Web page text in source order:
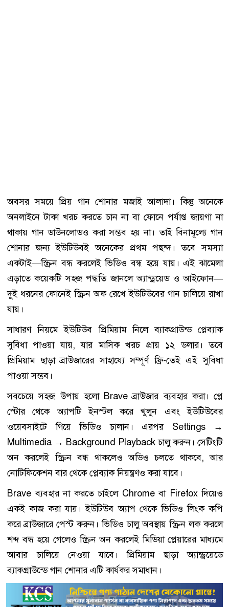
অবসর সময়ে প্রিয় গান শোনার মজাই আলাদা। কিন্তু অনেকে
অনলাইনে টাকা খরচ করতে চান না বা ফোনে পর্যাপ্ত জায়গা না
থাকায় গান ডাউনলোডও করা সম্ভব হয় না। তাই বিনামূল্যে গান
শোনার জন্য ইউটিউবই অনেকের প্রথম পছন্দ। তবে সমস্যা
একটাই—স্ক্রিন বন্ধ করলেই ভিডিও বন্ধ হয়ে যায়। এই ঝামেলা
এড়াতে কয়েকটি সহজ পদ্ধতি জানলে অ্যান্ড্রয়েড ও আইফোন—
দুই ধরনের ফোনেই স্ক্রিন অফ রেখে ইউটিউবের গান চালিয়ে রাখা
যায়।
সাধারণ নিয়মে ইউটিউব প্রিমিয়াম নিলে ব্যাকগ্রাউন্ড প্লেব্যাক
সুবিধা পাওয়া যায়, যার মাসিক খরচ প্রায় ১২ ডলার। তবে
প্রিমিয়াম ছাড়া ব্রাউজারের সাহায্যে সম্পূর্ণ ফ্রি-তেই এই সুবিধা
পাওয়া সম্ভব।
সবচেয়ে সহজ উপায় হলো Brave ব্রাউজার ব্যবহার করা। প্লে
স্টোর থেকে অ্যাপটি ইনস্টল করে খুলুন এবং ইউটিউবের
ওয়েবসাইটে গিয়ে ভিডিও চালান। এরপর Settings →
Multimedia → Background Playback চালু করুন। সেটিংটি
অন করলেই স্ক্রিন বন্ধ থাকলেও অডিও চলতে থাকবে, আর
নোটিফিকেশন বার থেকে প্লেব্যাক নিয়ন্ত্রণও করা যাবে।
Brave ব্যবহার না করতে চাইলে Chrome বা Firefox দিয়েও
একই কাজ করা যায়। ইউটিউব অ্যাপ থেকে ভিডিও লিংক কপি
করে ব্রাউজারে পেস্ট করুন। ভিডিও চালু অবস্থায় স্ক্রিন লক করলে
শব্দ বন্ধ হয়ে গেলেও স্ক্রিন অন করলেই মিডিয়া প্লেয়ারের মাধ্যমে
আবার চালিয়ে নেওয়া যাবে। প্রিমিয়াম ছাড়া অ্যান্ড্রয়েডে
ব্যাকগ্রাউন্ডে গান শোনার এটি কার্যকর সমাধান।